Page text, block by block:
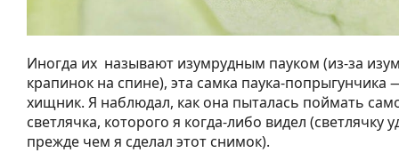
Иногда их называют изумрудным пауком (из-за
крапинок на спине), эта самка паука-попрыгунчика
хищник. Я наблюдал, как она пыталась поймать
светлячка, которого я когда-либо видел (светлячку
прежде чем я сделал этот снимок).